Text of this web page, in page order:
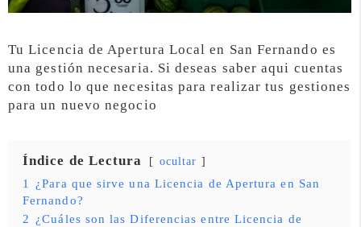
Tu Licencia de Apertura Local en San Fernando es
una gestión necesaria. Si deseas saber aqui cuentas
con todo lo que necesitas para realizar tus gestiones
para un nuevo negocio
Índice de Lectura ocultar
1
¿Para que sirve una Licencia de Apertura en San
Fernando?
2 ¿Cuáles son las Diferencias entre Licencia de